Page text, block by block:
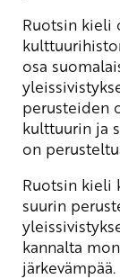
Ruotsin kieli
osa
perusteiden
kulttuurin ja
on
Ruotsin kieli
suurin
kannalta
järkevämpää.